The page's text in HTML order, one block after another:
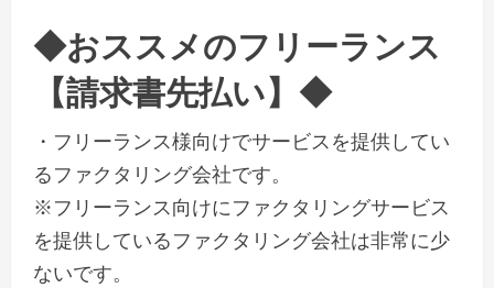
◆おススメのフリーランス
【請求書先払い】◆
・フリーランス様向けでサービスを提供してい
るファクタリング会社です。
※フリーランス向けにファクタリングサービス
を提供しているファクタリング会社は非常に少
ないです。